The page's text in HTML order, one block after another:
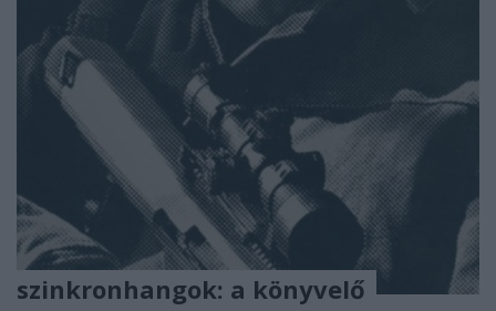
szinkronhangok: a könyvelő